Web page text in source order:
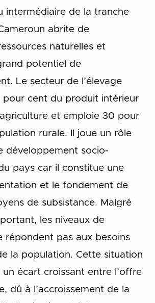
intermédiaire de la tranche
abrite de
naturelles et
potentiel de
Le secteur de l’élevage
pour cent du produit intérieur
et emploie 30 pour
rurale. Il joue un rôle
développement socio-
pays car il constitue une
et le fondement de
de subsistance. Malgré
les niveaux de
répondent pas aux besoins
la population. Cette situation
écart croissant entre l’offre
dû à l’accroissement de la